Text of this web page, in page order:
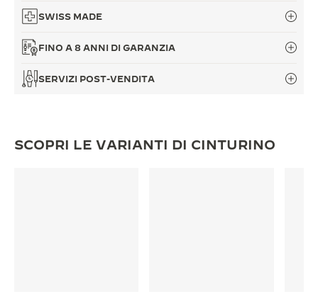
SWISS MADE
FINO A 8 ANNI DI GARANZIA
SERVIZI POST-VENDITA
SCOPRI LE VARIANTI DI CINTURINO